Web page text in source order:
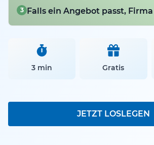
3 Falls ein Angebot passt,
3 min Gratis
JETZT LOSLEGEN